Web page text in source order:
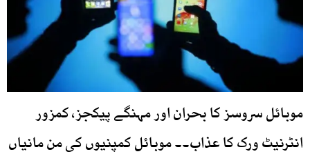
موبائل سروسز کا بحران اور مہنگے پیکجز، کمزور
انٹرنیٹ ورک کا عذاب۔۔ موبائل کمپنیوں کی من مانیاں